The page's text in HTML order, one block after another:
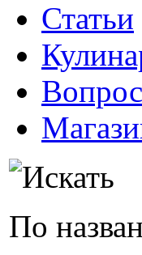
Статьи
По